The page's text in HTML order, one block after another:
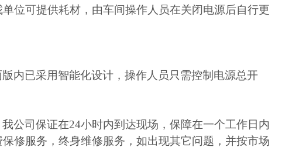
位可提供耗材，由车间操作人员在关闭电源后自行更
内已采用智能化设计，操作人员只需控制电源总开
公司保证在24小时内到达现场，保障在一个工作日内
修服务，终身维修服务，如出现其它问题，并按市场